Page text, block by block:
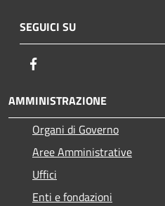
SEGUICI SU
AMMINISTRAZIONE
Organi di Governo
Aree Amministrative
Uffici
Enti e fondazioni